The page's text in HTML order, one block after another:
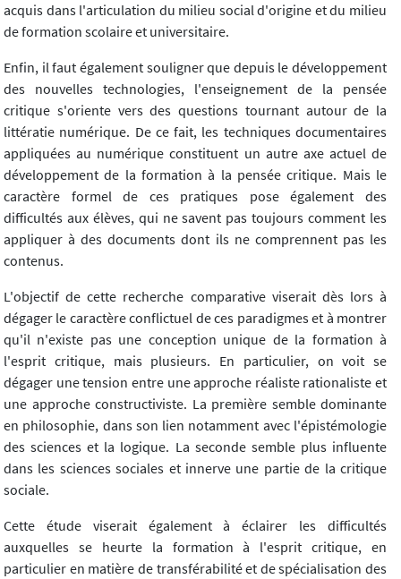
acquis dans l'articulation du milieu social d'origine et du milieu
de formation scolaire et universitaire.
Enfin, il faut également souligner que depuis le développement
des nouvelles technologies, l'enseignement de la pensée
critique s'oriente vers des questions tournant autour de la
littératie numérique. De ce fait, les techniques documentaires
appliquées au numérique constituent un autre axe actuel de
développement de la formation à la pensée critique. Mais le
caractère formel de ces pratiques pose également des
difficultés aux élèves, qui ne savent pas toujours comment les
appliquer à des documents dont ils ne comprennent pas les
contenus.
L'objectif de cette recherche comparative viserait dès lors à
dégager le caractère conflictuel de ces paradigmes et à montrer
qu'il n'existe pas une conception unique de la formation à
l'esprit critique, mais plusieurs. En particulier, on voit se
dégager une tension entre une approche réaliste rationaliste et
une approche constructiviste. La première semble dominante
en philosophie, dans son lien notamment avec l'épistémologie
des sciences et la logique. La seconde semble plus influente
dans les sciences sociales et innerve une partie de la critique
sociale.
Cette étude viserait également à éclairer les difficultés
auxquelles se heurte la formation à l'esprit critique, en
particulier en matière de transférabilité et de spécialisation des